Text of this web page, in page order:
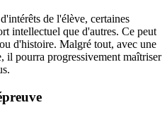
de l'élève, certaines
intellectuel que d'autres. Ce peut
d'histoire. Malgré tout, avec une
il pourra progressivement maîtriser